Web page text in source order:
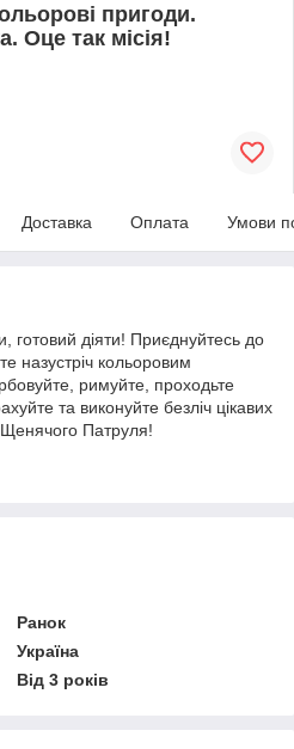
пригоди.
Оце так місія!
Доставка Оплата Умови
готовий діяти! Приєднуйтесь до
назустріч кольоровим
римуйте, проходьте
та виконуйте безліч цікавих
Патруля!
Ранок
Україна
Від 3 років